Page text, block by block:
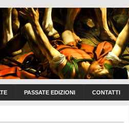
PASSATE EDIZIONI CONTATTI